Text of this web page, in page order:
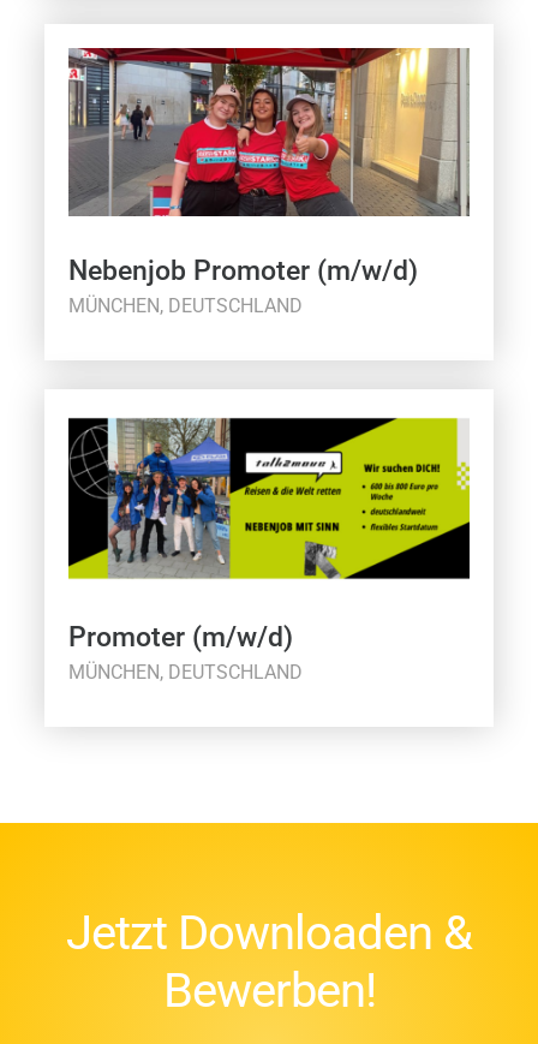
Nebenjob Promoter (m/w/d)
MÜNCHEN, DEUTSCHLAND
Promoter (m/w/d)
MÜNCHEN, DEUTSCHLAND
Jetzt Downloaden &
Bewerben!